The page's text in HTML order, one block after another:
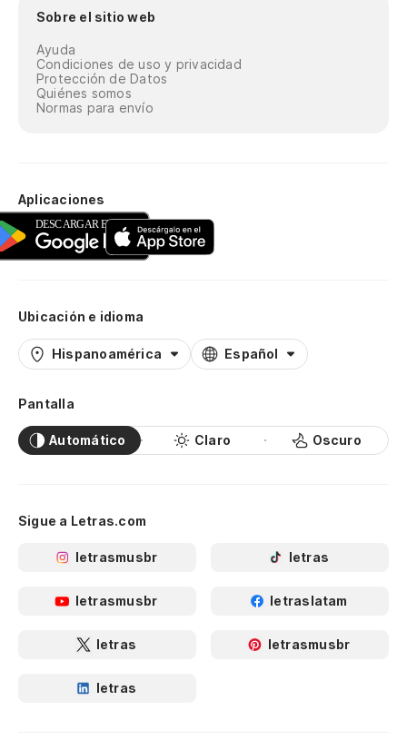
Sobre el sitio web
Ayuda
Condiciones de uso y privacidad
Protección de Datos
Quiénes somos
Normas para envío
Aplicaciones
Ubicación e idioma
Hispanoamérica Español
Pantalla
Automático Claro Oscuro
Sigue a Letras.com
letrasmusbr letras
letrasmusbr letraslatam
letras letrasmusbr
letras